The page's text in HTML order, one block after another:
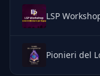
LSP